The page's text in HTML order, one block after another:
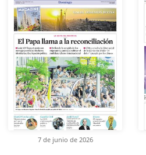
7 de junio de 2026